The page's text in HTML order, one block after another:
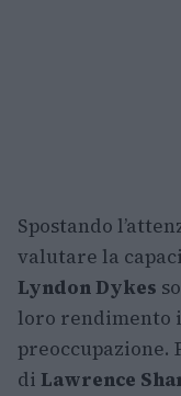
Spostando
valutare la
Lyndon Dykes
loro rendimento
preoccupazione.
di Lawrence